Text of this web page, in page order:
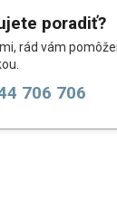
poradiť?
rád vám
706 706